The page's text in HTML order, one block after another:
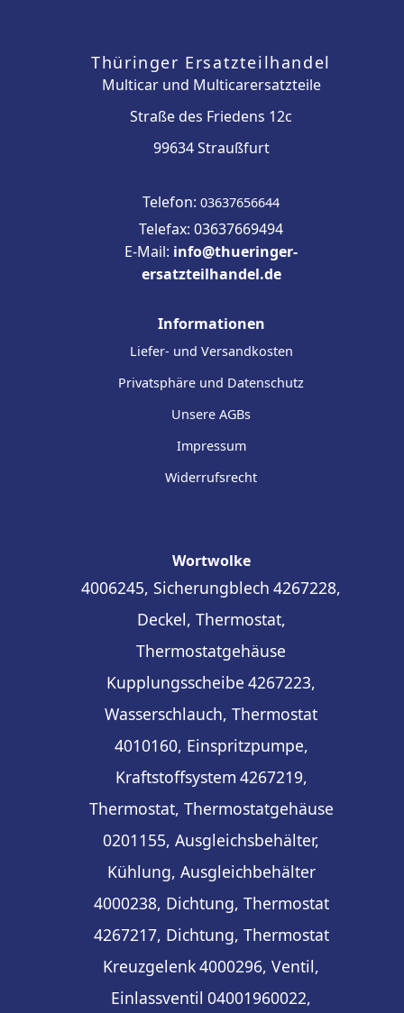
Thüringer Ersatzteilhandel
Multicar und Multicarersatzteile
Straße des Friedens 12c
99634 Straußfurt
Telefon: 03637656644
Telefax: 03637669494
E-Mail: info@thueringer-
ersatzteilhandel.de
Informationen
Liefer- und Versandkosten
Privatsphäre und Datenschutz
Unsere AGBs
Impressum
Widerrufsrecht
Wortwolke
4006245, Sicherungblech 4267228,
Deckel, Thermostat,
Thermostatgehäuse
Kupplungsscheibe 4267223,
Wasserschlauch, Thermostat
4010160, Einspritzpumpe,
Kraftstoffsystem 4267219,
Thermostat, Thermostatgehäuse
0201155, Ausgleichsbehälter,
Kühlung, Ausgleichbehälter
4000238, Dichtung, Thermostat
4267217, Dichtung, Thermostat
Kreuzgelenk4000296, Ventil,
Einlassventil 04001960022,